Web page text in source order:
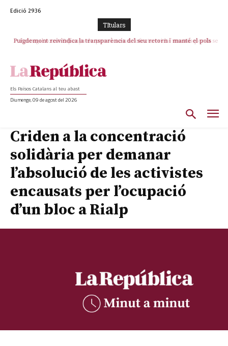
Edició 2936
TItulars
Puigdemont reivindica la transparència del seu retorn i manté el pols
Portugal acusa Espanya de provocar un “efecte crida” massiu per la seva
Els Països Catalans al teu abast
Diumenge, 09 de agost del 2026
Criden a la concentració
solidària per demanar
l’absolució de les activistes
encausats per l’ocupació
d’un bloc a Rialp